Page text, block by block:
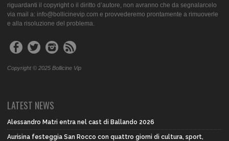
riguardanti il copyright o il diritto d’autore, non avranno che da segnalarcelo
via mail a: info@bollicinevip.com e provvederemo prontamente a rimuoverle
e alla risoluzione del problema.
Copyright © 2025 Bollicine Vip
LATEST NEWS
Alessandro Matri entra nel cast di Ballando 2026
Aurisina festeggia San Rocco con quattro giorni di cultura, sport,